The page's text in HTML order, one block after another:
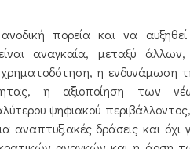
πορεία και να
αναγκαία, μεταξύ
η ενδυνάμωση
η αξιοποίηση των
ψηφιακού
αναπτυξιακές δράσεις και όχι